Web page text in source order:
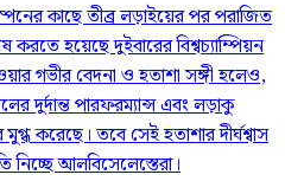
কাছে তীব্র লড়াইয়ের পর পরাজিত
করতে হয়েছে দুইবারের বিশ্বচ্যাম্পিয়ন
গভীর বেদনা ও হতাশা সঙ্গী হলেও,
পারফরম্যান্স এবং লড়াকু
করেছে। তবে সেই হতাশার দীর্ঘশ্বাস
নিচ্ছে আলবিসেলেস্তেরা।